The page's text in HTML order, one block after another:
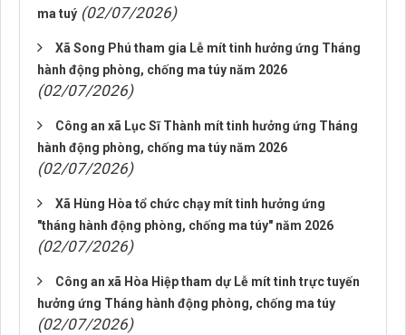
ma tuý (02/07/2026)
Xã Song Phú tham gia Lễ mít tinh hưởng ứng Tháng
hành động phòng, chống ma túy năm 2026
(02/07/2026)
Công an xã Lục Sĩ Thành mít tinh hưởng ứng Tháng
hành động phòng, chống ma túy năm 2026
(02/07/2026)
Xã Hùng Hòa tổ chức chạy mít tinh hưởng ứng
"tháng hành động phòng, chống ma túy" năm 2026
(02/07/2026)
Công an xã Hòa Hiệp tham dự Lễ mít tinh trực tuyến
hưởng ứng Tháng hành động phòng, chống ma túy
(02/07/2026)